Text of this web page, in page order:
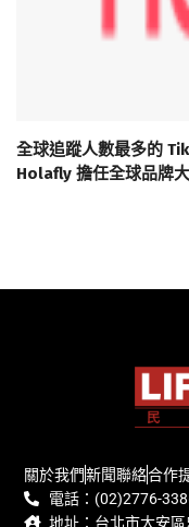
全球追蹤人數最多的
Holafly 擔任全球品牌
關於我們新聞聯絡合作
電話：(02)2776-
地址：台北市大安